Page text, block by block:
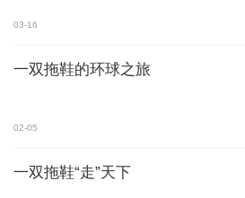
03-16
一双拖鞋的环球之旅
02-05
一双拖鞋“走”天下